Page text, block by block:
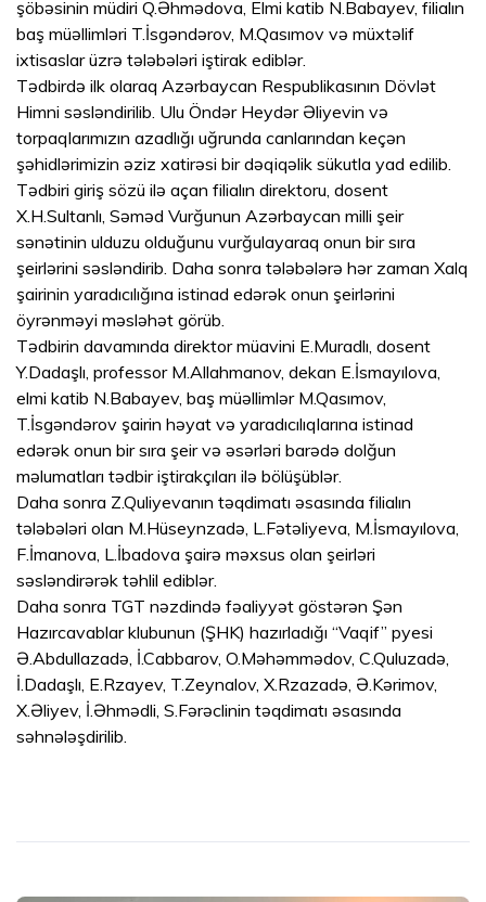
şöbəsinin müdiri Q.Əhmədova, Elmi katib N.Babayev, filialın
baş müəllimləri T.İsgəndərov, M.Qasımov və müxtəlif
ixtisaslar üzrə tələbələri iştirak ediblər.
Tədbirdə ilk olaraq Azərbaycan Respublikasının Dövlət
Himni səsləndirilib. Ulu Öndər Heydər Əliyevin və
torpaqlarımızın azadlığı uğrunda canlarından keçən
şəhidlərimizin əziz xatirəsi bir dəqiqəlik sükutla yad edilib.
Tədbiri giriş sözü ilə açan filialın direktoru, dosent
X.H.Sultanlı, Səməd Vurğunun Azərbaycan milli şeir
sənətinin ulduzu olduğunu vurğulayaraq onun bir sıra
şeirlərini səsləndirib. Daha sonra tələbələrə hər zaman Xalq
şairinin yaradıcılığına istinad edərək onun şeirlərini
öyrənməyi məsləhət görüb.
Tədbirin davamında direktor müavini E.Muradlı, dosent
Y.Dadaşlı, professor M.Allahmanov, dekan E.İsmayılova,
elmi katib N.Babayev, baş müəllimlər M.Qasımov,
T.İsgəndərov şairin həyat və yaradıcılıqlarına istinad
edərək onun bir sıra şeir və əsərləri barədə dolğun
məlumatları tədbir iştirakçıları ilə bölüşüblər.
Daha sonra Z.Quliyevanın təqdimatı əsasında filialın
tələbələri olan M.Hüseynzadə, L.Fətəliyeva, M.İsmayılova,
F.İmanova, L.İbadova şairə məxsus olan şeirləri
səsləndirərək təhlil ediblər.
Daha sonra TGT nəzdində fəaliyyət göstərən Şən
Hazırcavablar klubunun (ŞHK) hazırladığı “Vaqif” pyesi
Ə.Abdullazadə, İ.Cabbarov, O.Məhəmmədov, C.Quluzadə,
İ.Dadaşlı, E.Rzayev, T.Zeynalov, X.Rzazadə, Ə.Kərimov,
X.Əliyev, İ.Əhmədli, S.Fərəclinin təqdimatı əsasında
səhnələşdirilib.